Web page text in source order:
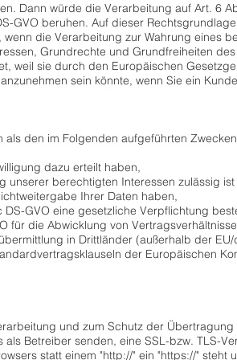
Dann würde die Verarbeitung auf Art. 6
GVO beruhen. Auf dieser
die Verarbeitung zur Wahrung eines
Grundrechte und Grundfreiheiten
weil sie durch den Europäischen
sein könnte, wenn Sie ein
den im Folgenden aufgeführten
dazu erteilt haben,
unserer berechtigten Interessen zulässig
Ihrer Daten haben,
GVO eine gesetzliche Verpflichtung
für die Abwicklung von
in Drittländer (außerhalb der
der Europäischen
und zum Schutz der
Betreiber senden, eine SSL-bzw. TLS-
statt einem "http://" ein "https://" steht